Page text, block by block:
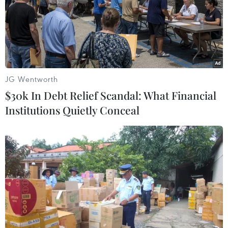
Hải Phòng trao giấy chứng nhận đầu tư dự án khu phi thuế
quan-logistics và công nghiệp Lạch Huyện. (Ảnh: TTXVN)
Để Hải Phòng là "đất lành" các đơn vị liên quan
cần nhanh chóng triển khai xây dựng nhà ở xã
hội, phát triển y tế, trường học khu vực này để
đáp ứng nhu cầu của người lao động đến và gắn
JG Wentworth
$30k In Debt Relief Scandal: What Financial
Institutions Quietly Conceal